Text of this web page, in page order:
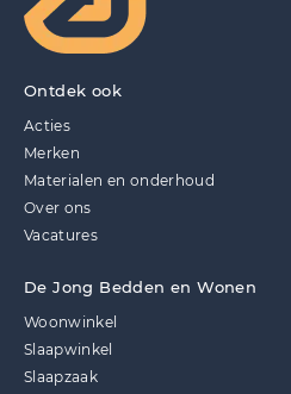
Ontdek ook
Acties
Merken
Materialen en onderhoud
Over ons
Vacatures
De Jong Bedden en Wonen
Woonwinkel
Slaapwinkel
Slaapzaak